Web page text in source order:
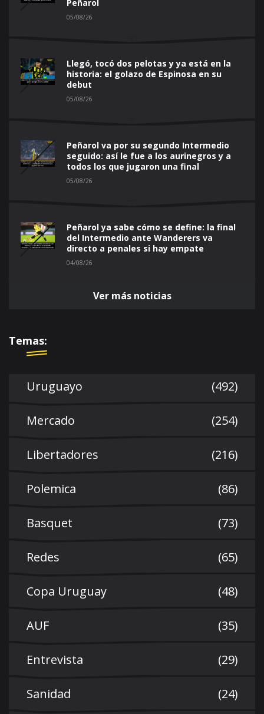
Peñarol
05/08/26
Llegó, tocó dos pelotas y ya está en la
historia: el golazo de Espinosa en su
debut
05/08/26
Peñarol va por su segundo Intermedio
seguido: así le fue a los aurinegros y a
todos los que jugaron una final
05/08/26
Peñarol ya sabe cómo se define: la final
del Intermedio ante Wanderers va
directo a penales si hay empate
04/08/26
Ver más noticias
Temas:
Uruguayo (492)
Mercado (254)
Libertadores (216)
Polemica (86)
Basquet (73)
Redes (65)
Copa Uruguay (48)
AUF (35)
Entrevista (29)
Sanidad (24)